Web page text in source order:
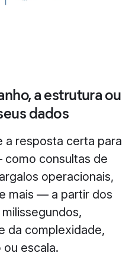
a estrutura ou
dados
a resposta certa para
consultas de
operacionais,
mais — a partir dos
da complexidade,
ou escala.